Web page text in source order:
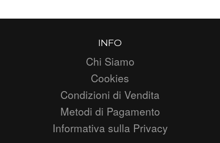
INFO
Chi Siamo
Cookies
Condizioni di Vendita
Metodi di Pagamento
Informativa sulla Privacy